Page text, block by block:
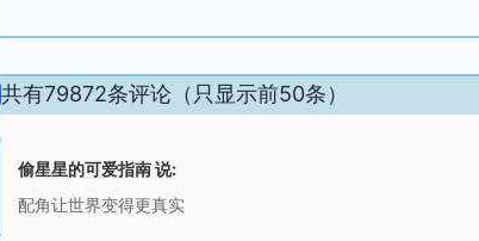
共有79872条评论（只显示前50条）
偷星星的可爱指南 说:
配角让世界变得更真实